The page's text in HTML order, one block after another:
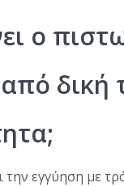
ο
δική
την εγγύηση με